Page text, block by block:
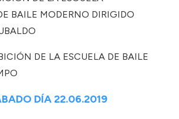
BAILE MODERNO DIRIGIDO
DE LA ESCUELA DE BAILE
DÍA 22.06.2019